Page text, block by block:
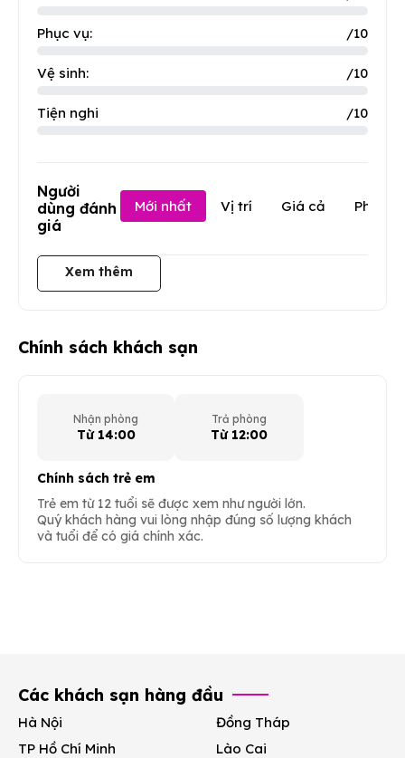
Phục vụ: /10
Vệ sinh: /10
Tiện nghi /10
Người
dùng đánh
giá
Mới nhất Vị trí Giá cả Phục
Xem thêm
Chính sách khách sạn
Nhận phòng
Từ 14:00
Trả phòng
Từ 12:00
Chính sách trẻ em
Trẻ em từ 12 tuổi sẽ được xem như người lớn.
Quý khách hàng vui lòng nhập đúng số lượng khách
và tuổi để có giá chính xác.
Các khách sạn hàng đầu
Hà Nội
TP Hồ Chí Minh
Đồng Tháp
Lào Cai